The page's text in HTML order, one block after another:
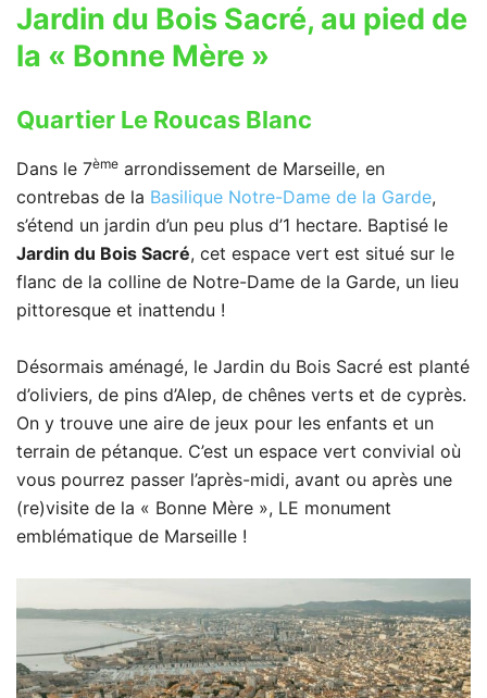
Jardin du Bois Sacré, au pied de
la « Bonne Mère »
Quartier Le Roucas Blanc
Dans le 7ème arrondissement de Marseille, en
contrebas de la Basilique Notre-Dame de la Garde,
s’étend un jardin d’un peu plus d’1 hectare. Baptisé le
Jardin du Bois Sacré, cet espace vert est situé sur le
flanc de la colline de Notre-Dame de la Garde, un lieu
pittoresque et inattendu !
Désormais aménagé, le Jardin du Bois Sacré est planté
d’oliviers, de pins d’Alep, de chênes verts et de cyprès.
On y trouve une aire de jeux pour les enfants et un
terrain de pétanque. C’est un espace vert convivial où
vous pourrez passer l’après-midi, avant ou après une
(re)visite de la « Bonne Mère », LE monument
emblématique de Marseille !